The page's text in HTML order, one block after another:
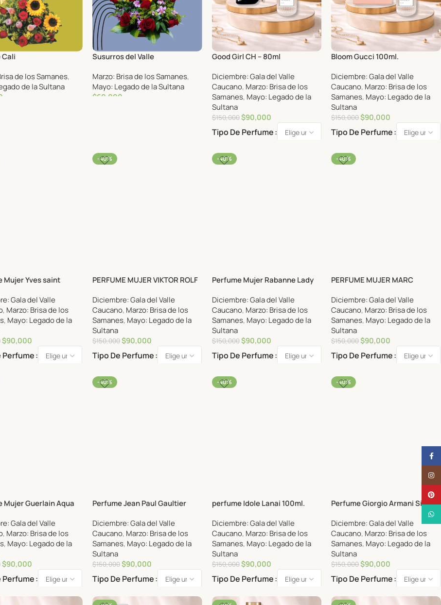
Cali
de los Samanes,
de la Sultana
Susurros del Valle
Marzo: Brisa de los Samanes,
Mayo: Legado de la Sultana
$60,000
Good Girl CH – 80ml
Diciembre: Gala del Valle
Caucano, Marzo: Brisa de los
Samanes, Mayo: Legado de la
Sultana
$150,000$90,000
Tipo De Perfume
Bloom Gucci 100ml.
Diciembre: Gala del Valle
Caucano, Marzo: Brisa de los
Samanes, Mayo: Legado de la
Sultana
$150,000$90,000
Tipo De Perfume
Mujer Yves saint
parfum.
Gala del Valle
, Marzo: Brisa de los
, Mayo: Legado de la
$90,000
Perfume
-40%
PERFUME MUJER VIKTOR ROLF
Diciembre: Gala del Valle
Caucano, Marzo: Brisa de los
Samanes, Mayo: Legado de la
Sultana
$150,000$90,000
Tipo De Perfume
-40%
Perfume Mujer Rabanne Lady
Diciembre: Gala del Valle
Caucano, Marzo: Brisa de los
Samanes, Mayo: Legado de la
Sultana
$150,000$90,000
Tipo De Perfume
-40%
PERFUME MUJER MARC
Diciembre: Gala del Valle
Caucano, Marzo: Brisa de los
Samanes, Mayo: Legado de la
Sultana
$150,000$90,000
Tipo De Perfume
Mujer Guerlain Aqua
Gala del Valle
, Marzo: Brisa de los
, Mayo: Legado de la
$90,000
Perfume
-40%
Perfume Jean Paul Gaultier
Diciembre: Gala del Valle
Caucano, Marzo: Brisa de los
Samanes, Mayo: Legado de la
Sultana
$150,000$90,000
Tipo De Perfume
-40%
perfume Idole Lanai 100ml.
Diciembre: Gala del Valle
Caucano, Marzo: Brisa de los
Samanes, Mayo: Legado de la
Sultana
$150,000$90,000
Tipo De Perfume
-40%
Perfume Giorgio Armani Si
Passione Mujer 100ml Eau de
parfum
Diciembre: Gala del Valle
Caucano, Marzo: Brisa de los
Samanes, Mayo: Legado de la
Sultana
$150,000$90,000
Tipo De Perfume